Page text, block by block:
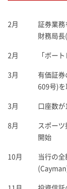
2月
証券業
財務局
2月
「ボー
3月
有価証
609号)
3月
口座数
8月
スポー
開始
10月
当行の